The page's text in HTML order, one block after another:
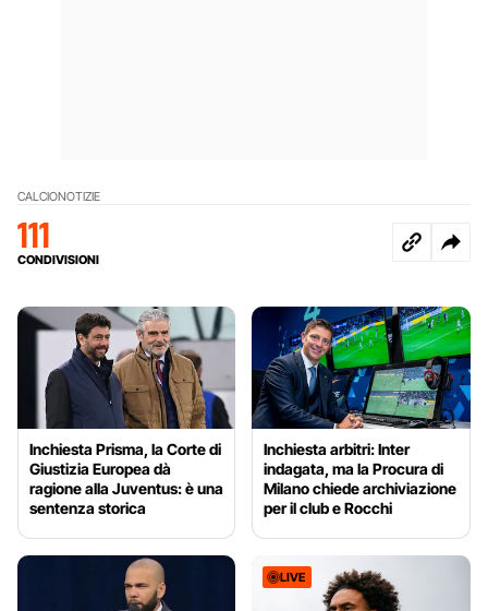
CALCIONOTIZIE
111
CONDIVISIONI
Inchiesta Prisma, la Corte di
Giustizia Europea dà
ragione alla Juventus: è una
sentenza storica
Inchiesta arbitri: Inter
indagata, ma la Procura di
Milano chiede archiviazione
per il club e Rocchi
LIVE